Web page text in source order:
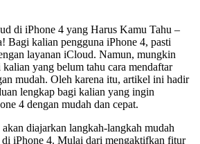
di iPhone 4 yang Harus Kamu Tahu –
Bagi kalian pengguna iPhone 4, pasti
layanan iCloud. Namun, mungkin
kalian yang belum tahu cara mendaftar
mudah. Oleh karena itu, artikel ini hadir
lengkap bagi kalian yang ingin
4 dengan mudah dan cepat.
diajarkan langkah-langkah mudah
iPhone 4. Mulai dari mengaktifkan fitur